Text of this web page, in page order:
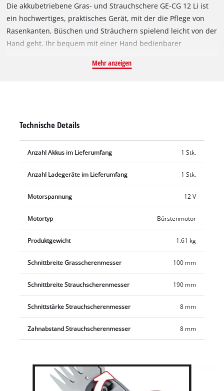
Die akkubetriebene Gras- und Strauchschere GE-CG 12 Li ist
ein hochwertiges, praktisches Gerät, mit der die Pflege von
Rasenkanten, Büschen und Sträuchern spielend leicht von der
Hand geht. Ihr bequem mit einer Hand bedienbarer
Einschalten. Für optimale Kraftübertragung sorgt ein robustes
Grasschneideblatt und einem Strauchscherenmesser
ausgestattet. Dank Teleskopstiel mit großen Laufrädern lässt
sich die Grasschere mühelos und in aufrechter Körperhaltung
Mehr anzeigen
Technische Details
Anzahl Akkus im Lieferumfang 1 Stk.
Anzahl Ladegeräte im Lieferumfang 1 Stk.
Motorspannung 12 V
Motortyp Bürstenmotor
Produktgewicht 1.61 kg
Schnittbreite Grasscherenmesser 100 mm
Schnittbreite Strauchscherenmesser 190 mm
Schnittstärke Strauchscherenmesser 8 mm
Zahnabstand Strauchscherenmesser 8 mm